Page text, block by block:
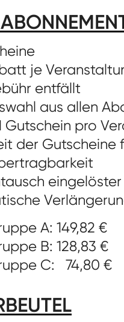
je
entfällt
aus allen
Gutschein pro
der Gutscheine
A: 149,82 €
B: 128,83 €
C: 74,80 €